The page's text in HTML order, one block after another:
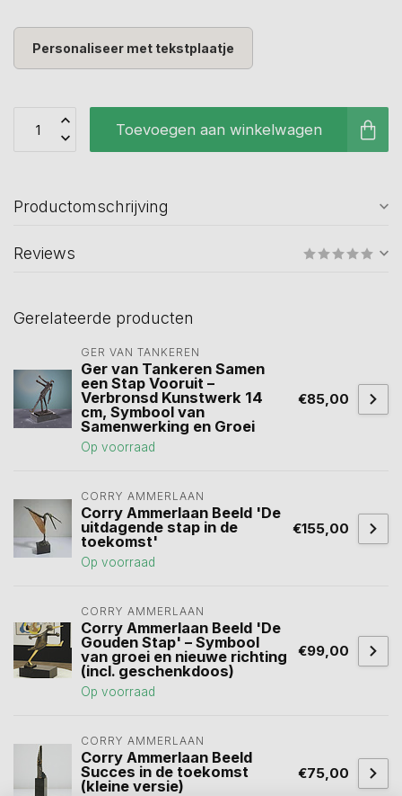
Personaliseer met tekstplaatje
Toevoegen aan winkelwagen
Productomschrijving
Reviews
Gerelateerde producten
GER VAN TANKEREN
Ger van Tankeren Samen
een Stap Vooruit –
Verbronsd Kunstwerk 14
cm, Symbool van
Samenwerking en Groei
Op voorraad
€85,00
CORRY AMMERLAAN
Corry Ammerlaan Beeld 'De
uitdagende stap in de
toekomst'
Op voorraad
€155,00
CORRY AMMERLAAN
Corry Ammerlaan Beeld 'De
Gouden Stap' – Symbool
van groei en nieuwe richting
(incl. geschenkdoos)
Op voorraad
€99,00
CORRY AMMERLAAN
Corry Ammerlaan Beeld
Succes in de toekomst
(kleine versie)
€75,00